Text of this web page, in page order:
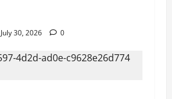
July 30, 2026 0